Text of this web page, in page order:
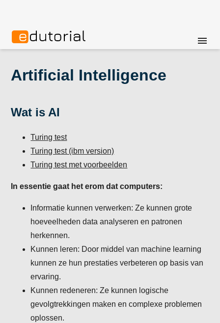
menu
Artificial Intelligence
Wat is AI
Turing test
Turing test (ibm version)
Turing test met voorbeelden
In essentie gaat het erom dat computers:
Informatie kunnen verwerken: Ze kunnen grote
hoeveelheden data analyseren en patronen
herkennen.
Kunnen leren: Door middel van machine learning
kunnen ze hun prestaties verbeteren op basis van
ervaring.
Kunnen redeneren: Ze kunnen logische
gevolgtrekkingen maken en complexe problemen
oplossen.